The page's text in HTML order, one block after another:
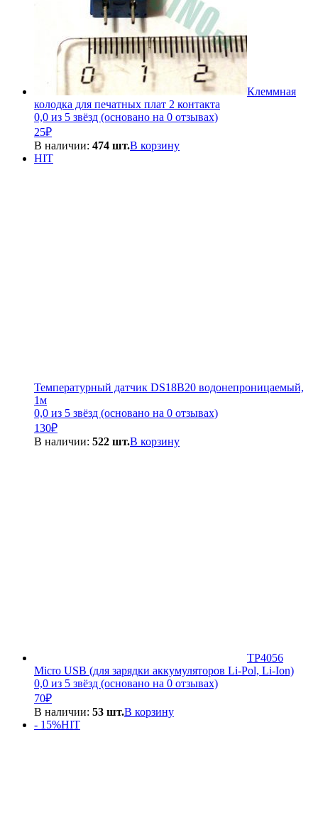
Клеммная
колодка для печатных плат 2 контакта
0,0 из 5 звёзд (основано на 0 отзывах)
25₽
В наличии: 474 шт.В корзину
HIT
Температурный датчик DS18B20 водонепроницаемый,
1м
0,0 из 5 звёзд (основано на 0 отзывах)
130₽
В наличии: 522 шт.В корзину
TP4056
Micro USB (для зарядки аккумуляторов Li-Pol, Li-Ion)
0,0 из 5 звёзд (основано на 0 отзывах)
70₽
В наличии: 53 шт.В корзину
- 15%HIT